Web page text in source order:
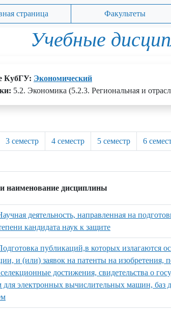
страница Факультеты
Учебные
КубГУ: Экономический
5.2. Экономика (5.2.3. Региональная и
3 семестр 4 семестр 5 семестр 6
наименование дисциплины
деятельность, направленная на
кандидата наук к защите
публикаций,в которых излагаются
и (или) заявок на патенты на
достижения, свидетельства о
для электронных вычислительных машин, баз